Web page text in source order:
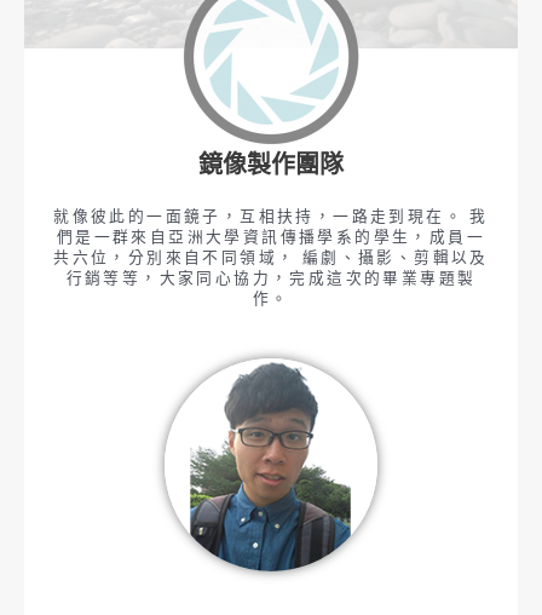
鏡像製作團隊
就像彼此的一面鏡子，互相扶持，一路走到現在。 我
們是一群來自亞洲大學資訊傳播學系的學生，成員一
共六位，分別來自不同領域， 編劇、攝影、剪輯以及
行銷等等，大家同心協力，完成這次的畢業專題製
作。